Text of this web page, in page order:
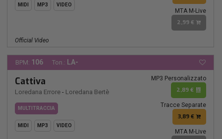
MIDI MP3 VIDEO
MTA M-Live
2,99 €
Official Video
BPM: 106 Ton.: LA-
Cattiva
Loredana Errore - Loredana Bertè
MULTITRACCIA
MIDI MP3 VIDEO
MP3 Personalizzato
2,89 €
Tracce Separate
3,89 €
MTA M-Live